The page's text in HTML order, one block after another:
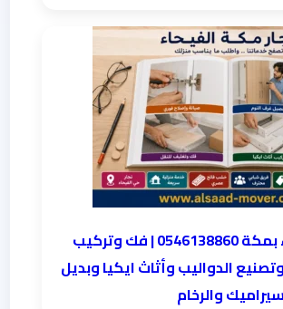
نجار الفيحاء بمكة 0546138860⁩ | فك وتركيب
الدواليب وأثاث ايكيا وبديل
والرخام